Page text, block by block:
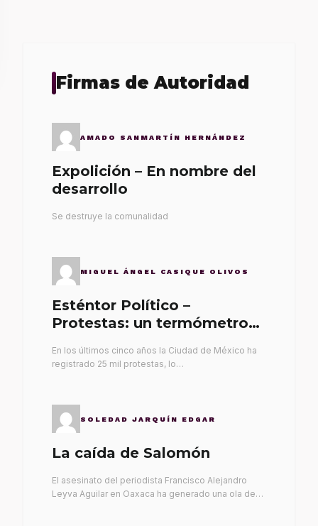
Firmas de Autoridad
AMADO SANMARTÍN HERNÁNDEZ
Expolición – En nombre del
desarrollo
Se destruye la comunalidad
MIGUEL ÁNGEL CASIQUE OLIVOS
Esténtor Político –
Protestas: un termómetro
En los últimos cinco años la Ciudad de México ha
registrado 25 mil protestas, lo…
SOLEDAD JARQUÍN EDGAR
La caída de Salomón
El asesinato del periodista Francisco Alejandro
Leyva Aguilar en Oaxaca ha generado una ola de…